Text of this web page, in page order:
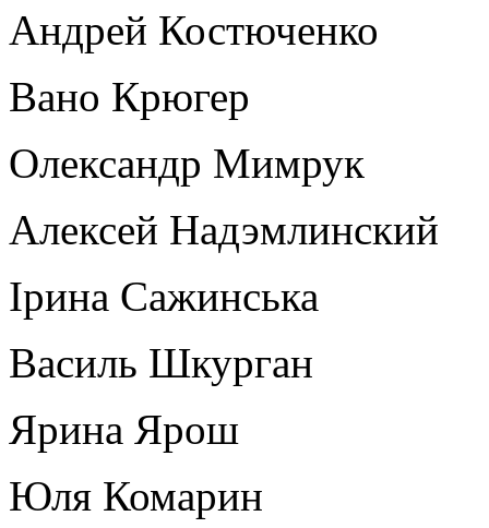
Андрей Костюченко
Вано Крюгер
Олександр Мимрук
Алексей Надэмлинский
Ірина Сажинська
Василь Шкурган
Ярина Ярош
Юля Комарин